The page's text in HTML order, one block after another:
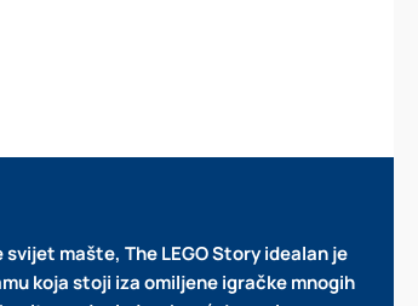
mašte, The LEGO Story idealan je
koja stoji iza omiljene igračke mnogih